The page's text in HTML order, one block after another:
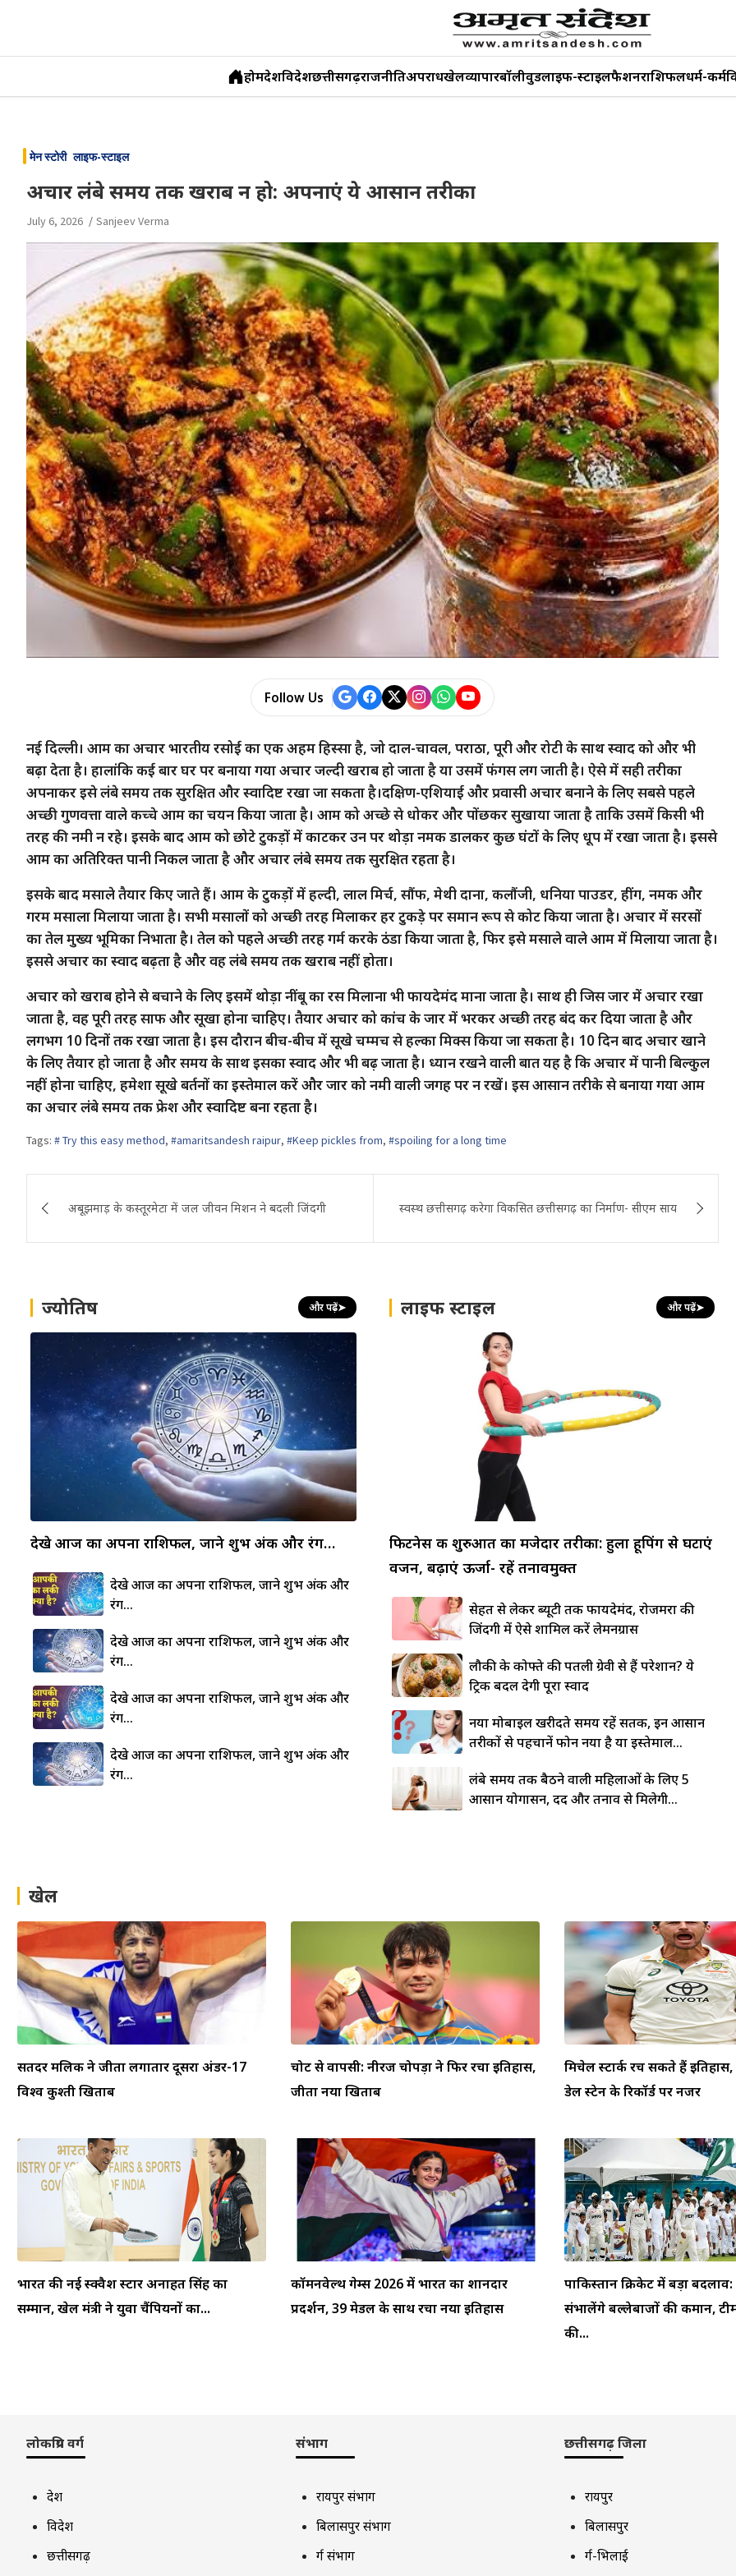
content
होमदेशविदेशछत्तीसगढ़राजनीतिअपराधखेलव्यापारबॉलीवुडलाइफ-स्टाइलफैशनराशिफलधर्म-कर्म
मेन स्टोरी लाइफ-स्टाइल
अचार लंबे समय तक खराब न हो: अपनाएं ये आसान तरीका
July 6, 2026 Sanjeev Verma
Follow Us
नई दिल्ली। आम का अचार भारतीय रसोई का एक अहम हिस्सा है, जो दाल-चावल, पराठा, पूरी और रोटी के साथ स्वाद को और भी
बढ़ा देता है। हालांकि कई बार घर पर बनाया गया अचार जल्दी खराब हो जाता है या उसमें फंगस लग जाती है। ऐसे में सही तरीका
अपनाकर इसे लंबे समय तक सुरक्षित और स्वादिष्ट रखा जा सकता है।दक्षिण-एशियाई और प्रवासी अचार बनाने के लिए सबसे पहले
अच्छी गुणवत्ता वाले कच्चे आम का चयन किया जाता है। आम को अच्छे से धोकर और पोंछकर सुखाया जाता है ताकि उसमें किसी भी
तरह की नमी न रहे। इसके बाद आम को छोटे टुकड़ों में काटकर उन पर थोड़ा नमक डालकर कुछ घंटों के लिए धूप में रखा जाता है। इससे
आम का अतिरिक्त पानी निकल जाता है और अचार लंबे समय तक सुरक्षित रहता है।
इसके बाद मसाले तैयार किए जाते हैं। आम के टुकड़ों में हल्दी, लाल मिर्च, सौंफ, मेथी दाना, कलौंजी, धनिया पाउडर, हींग, नमक और
गरम मसाला मिलाया जाता है। सभी मसालों को अच्छी तरह मिलाकर हर टुकड़े पर समान रूप से कोट किया जाता है। अचार में सरसों
का तेल मुख्य भूमिका निभाता है। तेल को पहले अच्छी तरह गर्म करके ठंडा किया जाता है, फिर इसे मसाले वाले आम में मिलाया जाता है।
इससे अचार का स्वाद बढ़ता है और वह लंबे समय तक खराब नहीं होता।
अचार को खराब होने से बचाने के लिए इसमें थोड़ा नींबू का रस मिलाना भी फायदेमंद माना जाता है। साथ ही जिस जार में अचार रखा
जाता है, वह पूरी तरह साफ और सूखा होना चाहिए। तैयार अचार को कांच के जार में भरकर अच्छी तरह बंद कर दिया जाता है और
लगभग 10 दिनों तक रखा जाता है। इस दौरान बीच-बीच में सूखे चम्मच से हल्का मिक्स किया जा सकता है। 10 दिन बाद अचार खाने
के लिए तैयार हो जाता है और समय के साथ इसका स्वाद और भी बढ़ जाता है। ध्यान रखने वाली बात यह है कि अचार में पानी बिल्कुल
नहीं होना चाहिए, हमेशा सूखे बर्तनों का इस्तेमाल करें और जार को नमी वाली जगह पर न रखें। इस आसान तरीके से बनाया गया आम
का अचार लंबे समय तक फ्रेश और स्वादिष्ट बना रहता है।
Tags: # Try this easy method, #amaritsandesh raipur, #Keep pickles from, #spoiling for a long time
navigation
अबूझमाड़ के कस्तूरमेटा में जल जीवन मिशन ने बदली जिंदगी स्वस्थ छत्तीसगढ़ करेगा विकसित छत्तीसगढ़ का निर्माण- सीएम साय
ज्योतिष और पढ़ें➤
देखे आज का अपना राशिफल, जाने शुभ अंक और रंग…
देखे आज का अपना राशिफल, जाने शुभ अंक और
रंग…
देखे आज का अपना राशिफल, जाने शुभ अंक और
रंग…
देखे आज का अपना राशिफल, जाने शुभ अंक और
रंग…
देखे आज का अपना राशिफल, जाने शुभ अंक और
रंग…
लाइफ स्टाइल और पढ़ें➤
फिटनेस की शुरुआत का मजेदार तरीका: हुला हूपिंग से घटाएं
वजन, बढ़ाएं ऊर्जा- रहें तनावमुक्त
सेहत से लेकर ब्यूटी तक फायदेमंद, रोजमर्रा की
जिंदगी में ऐसे शामिल करें लेमनग्रास
लौकी के कोफ्ते की पतली ग्रेवी से हैं परेशान? ये
ट्रिक बदल देगी पूरा स्वाद
नया मोबाइल खरीदते समय रहें सतर्क, इन आसान
तरीकों से पहचानें फोन नया है या इस्तेमाल...
लंबे समय तक बैठने वाली महिलाओं के लिए 5
आसान योगासन, दर्द और तनाव से मिलेगी...
खेल
सतिंदर मलिक ने जीता लगातार दूसरा अंडर-17
विश्व कुश्ती खिताब
चोट से वापसी: नीरज चोपड़ा ने फिर रचा इतिहास,
जीता नया खिताब
मिचेल स्टार्क रच सकते हैं
डेल स्टेन के रिकॉर्ड पर नजर
भारत की नई स्क्वैश स्टार अनाहत सिंह का
सम्मान, खेल मंत्री ने युवा चैंपियनों का...
कॉमनवेल्थ गेम्स 2026 में भारत का शानदार
प्रदर्शन, 39 मेडल के साथ रचा नया इतिहास
पाकिस्तान क्रिकेट में बड़ा
संभालेंगे बल्लेबाजों की कमान,
की...
लोकप्रिय वर्ग
देश
विदेश
छत्तीसगढ़
संभाग
रायपुर संभाग
बिलासपुर संभाग
दुर्ग संभाग
छत्तीसगढ़ जिला
रायपुर
बिलासपुर
दुर्ग-भिलाई